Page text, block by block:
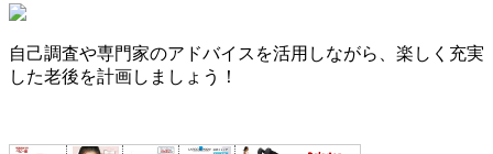
自己調査や専門家のアドバイスを活用しながら、楽しく充実
した老後を計画しましょう！